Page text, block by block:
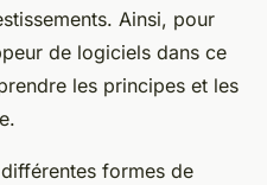
Ainsi, pour
de logiciels dans ce
les principes et les
formes de